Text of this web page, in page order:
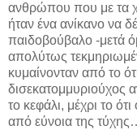
ανθρώπου που με τα
ήταν ένα ανίκανο να
παιδοβούβαλο -μετά
απολύτως
κυμαίνονταν από το
δισεκατομμυριούχος
το κεφάλι, μέχρι το
από εύνοια της